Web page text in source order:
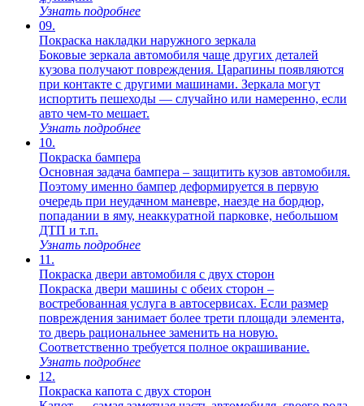
Узнать подробнее
09.
Покраска накладки наружного зеркала
Боковые зеркала автомобиля чаще других деталей
кузова получают повреждения. Царапины появляются
при контакте с другими машинами. Зеркала могут
испортить пешеходы — случайно или намеренно, если
авто чем-то мешает.
Узнать подробнее
10.
Покраска бампера
Основная задача бампера – защитить кузов автомобиля.
Поэтому именно бампер деформируется в первую
очередь при неудачном маневре, наезде на бордюр,
попадании в яму, неаккуратной парковке, небольшом
ДТП и т.п.
Узнать подробнее
11.
Покраска двери автомобиля с двух сторон
Покраска двери машины с обеих сторон –
востребованная услуга в автосервисах. Если размер
повреждения занимает более трети площади элемента,
то дверь рациональнее заменить на новую.
Соответственно требуется полное окрашивание.
Узнать подробнее
12.
Покраска капота с двух сторон